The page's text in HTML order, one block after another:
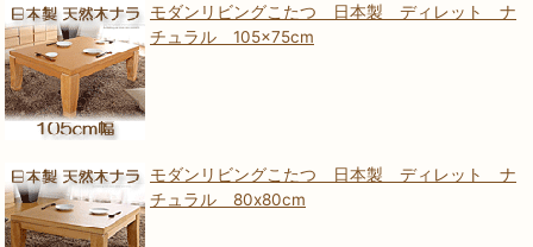
モダンリビングこたつ 日本製 ディレット ナ
チュラル 105×75cm
モダンリビングこたつ 日本製 ディレット ナ
チュラル 80x80cm